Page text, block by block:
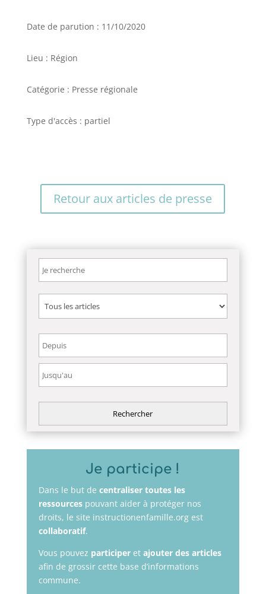
Date de parution : 11/10/2020
Lieu : Région
Catégorie : Presse régionale
Type d'accès : partiel
Retour aux articles de presse
Je participe !
Dans le but de centraliser toutes les
ressourcespouvant aider à protéger nos
droits, le site instructionenfamille.org est
collaboratif.
Vous pouvez participeret ajouter des articles
afin de grossir cette base d’informations
commune.